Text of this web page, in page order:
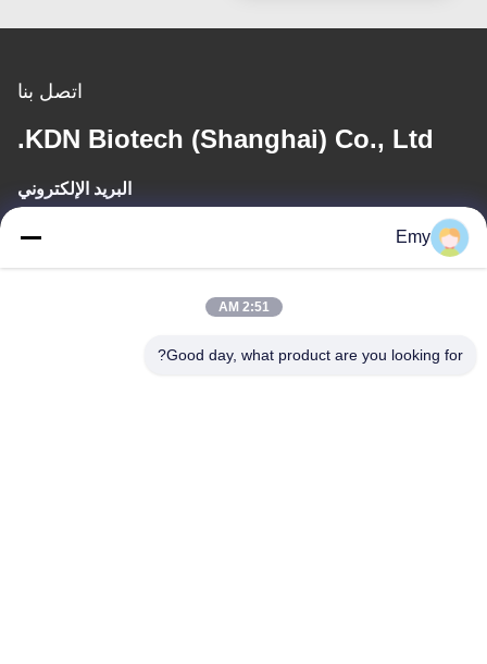
اتصل بنا
KDN Biotech (Shanghai) Co., Ltd.
البريد الإلكتروني
panxy@vlandgroup.com
Emy
2:51 AM
Good day, what product are you looking for?